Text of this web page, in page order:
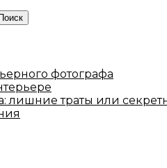
фотографа
лишние траты или